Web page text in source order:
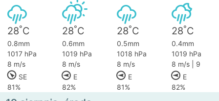
28°C 28°C 28°C 28°C
0.8mm 0.6mm 0.5mm
0.4mm
1017 hPa
1019 hPa 1018 hPa
1019 hPa
8 m/s
8 m/s 8 m/s
8 m/s | 9
SE
E E
E
81%
82% 81% 82%